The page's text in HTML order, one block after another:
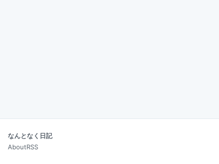
なんとなく日記
AboutRSS